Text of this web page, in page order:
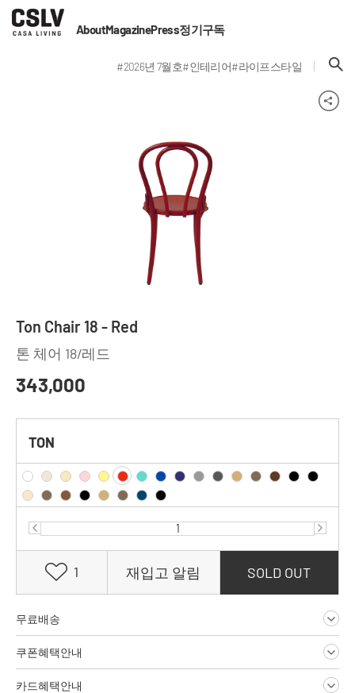
AboutMagazinePress정기구독
#2026년 7월호#인테리어#라이프스타일
Ton Chair 18 - Red
톤 체어 18/레드
343,000
TON
1 재입고 알림 SOLD OUT
무료배송
쿠폰혜택안내
카드혜택안내